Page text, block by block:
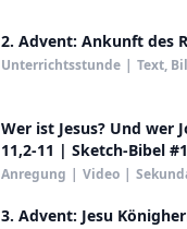
2. Advent: Ankunft des
Unterrichtsstunde | Text,
Wer ist Jesus? Und wer
11,2-11 | Sketch-Bibel
Anregung | Video |
3. Advent: Jesu